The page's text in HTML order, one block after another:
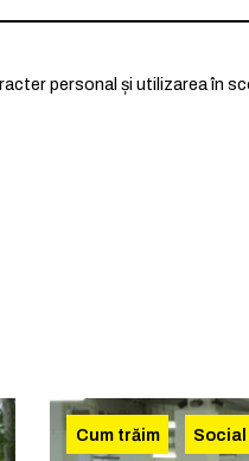
personal și utilizarea în
Cum trăim Social